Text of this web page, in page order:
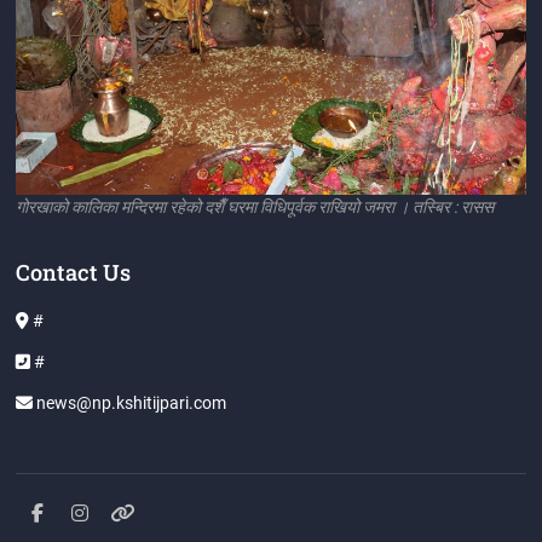
गोरखाको कालिका मन्दिरमा रहेको दशैँ घरमा विधिपूर्वक राखियो जमरा । तस्बिर : रासस
Contact Us
#
#
news@np.kshitijpari.com
facebook
instagram
Blog